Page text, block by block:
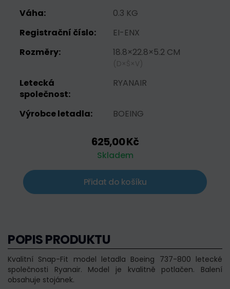
Váha:
0.3 KG
Registrační číslo:
EI-ENX
Rozměry:
18.8×22.8×5.2 CM
(D×Š×V)
Letecká
společnost:
RYANAIR
Výrobce letadla: BOEING
625,00 Kč
Skladem
Přidat do košíku
POPIS PRODUKTU
Kvalitní Snap-Fit model letadla Boeing 737-800 letecké
společnosti Ryanair. Model je kvalitně potlačen. Balení
obsahuje stojánek.